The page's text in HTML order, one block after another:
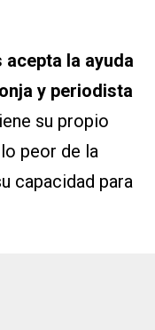
acepta la ayuda
y periodista
su propio
peor de la
capacidad para